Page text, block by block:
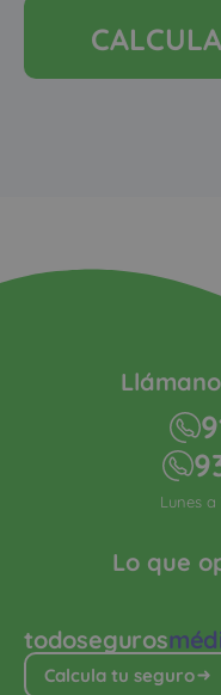
CALCULA
todoseguros
Calcula tu seguro
Lo que
Lunes a